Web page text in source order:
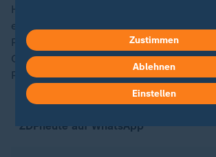
Hamas im
eigenen Angaben zufolge "aus
Palästinensern, seit
Israelund die
Großangriffs der islamistischen
Palästinenserorganisation Krieg führen.
ZDFheute auf WhatsApp
Zustimmen
Ablehnen
Einstellen